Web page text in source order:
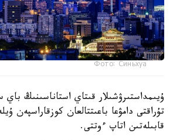
Фото: Синьхуа
ۇيىمداستىرۋشىلار قىتاي استاناسىنىڭ باي
تۇراقتى دامۋعا باعىتتالعان كوزقاراسپەن
قابىلەتىن اتاپ ءوتتى.